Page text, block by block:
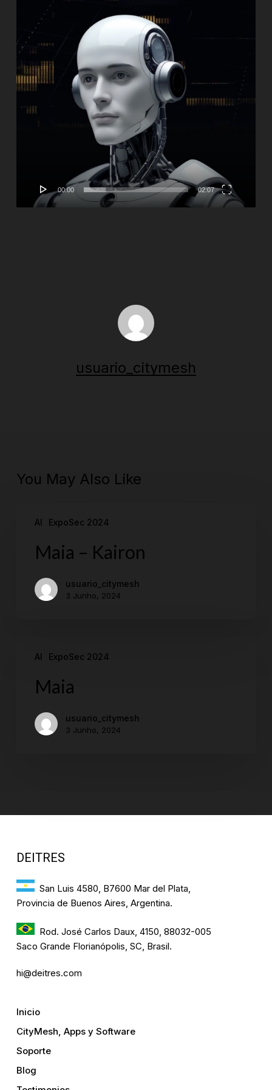
00:00 02:07
usuario_citymesh
You May Also Like
AI ExpoSec 2024
Maia – Kairon
usuario_citymesh
3 Junho, 2024
AI ExpoSec 2024
Maia
usuario_citymesh
3 Junho, 2024
DEITRES
San Luis 4580, B7600 Mar del Plata,
Provincia de Buenos Aires, Argentina.
Rod. José Carlos Daux, 4150, 88032-005
Saco Grande Florianópolis, SC, Brasil.
hi@deitres.com
Inicio
CityMesh, Apps y Software
Soporte
Blog